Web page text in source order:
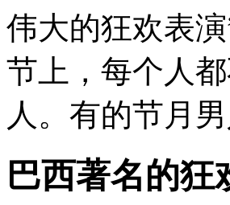
伟大的狂欢表
节上，每个人
人。有的节月
巴西著名的狂